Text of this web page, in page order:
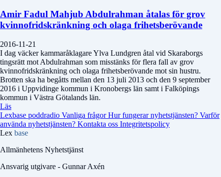
Amir Fadul Mahjub Abdulrahman åtalas för grov
kvinnofridskränkning och olaga frihetsberövande
2016-11-21
I dag väcker kammaråklagare Ylva Lundgren åtal vid Skaraborgs
tingsrätt mot Abdulrahman som misstänks för flera fall av grov
kvinnofridskränkning och olaga frihetsberövande mot sin hustru.
Brotten ska ha begåtts mellan den 13 juli 2013 och den 9 september
2016 i Uppvidinge kommun i Kronobergs län samt i Falköpings
kommun i Västra Götalands län.
Läs
Lexbase poddradio Vanliga frågorHur fungerar nyhetstjänsten? Varför
använda nyhetstjänsten? Kontakta oss Integritetspolicy
Lex base
Allmänhetens Nyhetstjänst
Ansvarig utgivare - Gunnar Axén